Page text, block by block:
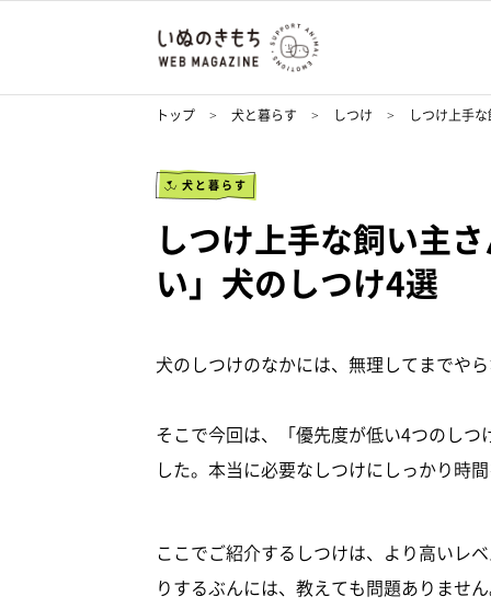
トップ 犬と暮らす しつけ しつけ上手
犬と暮らす
しつけ上手な飼い主
い」犬のしつけ4選
犬のしつけのなかには、無理してまでや
そこで今回は、「優先度が低い4つのし
した。本当に必要なしつけにしっかり時
ここでご紹介するしつけは、より高いレ
りするぶんには、教えても問題ありませ